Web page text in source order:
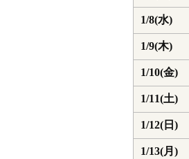
1/8(水)
1/9(木)
1/10(金)
1/11(土)
1/12(日)
1/13(月)